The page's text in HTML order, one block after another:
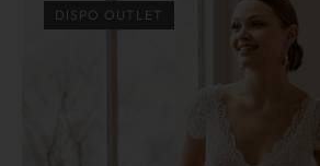
DISPO OUTLET